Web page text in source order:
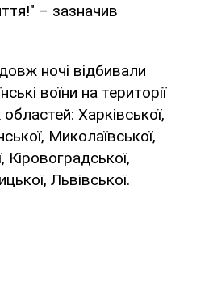
– зазначив
ночі відбивали
воїни на території
Харківської,
Миколаївської,
Кіровоградської,
Львівської.